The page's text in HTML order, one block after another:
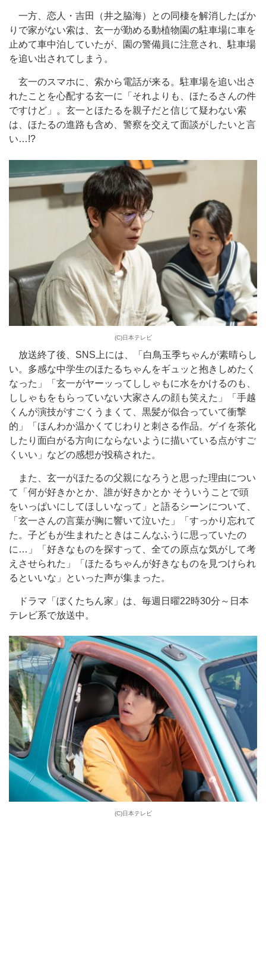
一方、恋人・吉田（井之脇海）との同棲を解消したばか
りで家がない索は、玄一が勤める動植物園の駐車場に車を
止めて車中泊していたが、園の警備員に注意され、駐車場
を追い出されてしまう。
玄一のスマホに、索から電話が来る。駐車場を追い出さ
れたことを心配する玄一に「それよりも、ほたるさんの件
ですけど」。玄一とほたるを親子だと信じて疑わない索
は、ほたるの進路も含め、警察を交えて面談がしたいと言
い…!?
(C)日本テレビ
放送終了後、SNS上には、「白鳥玉季ちゃんが素晴らし
い。多感な中学生のほたるちゃんをギュッと抱きしめたく
なった」「玄一がヤーッってししゃもに水をかけるのも、
ししゃもをもらっていない大家さんの顔も笑えた」「手越
くんが演技がすごくうまくて、黒髪が似合っていて衝撃
的」「ほんわか温かくてじわりと刺さる作品。ゲイを茶化
したり面白がる方向にならないように描いている点がすご
くいい」などの感想が投稿された。
また、玄一がほたるの父親になろうと思った理由につい
て「何が好きかとか、誰が好きかとか そういうことで頭
をいっぱいにしてほしいなって」と語るシーンについて、
「玄一さんの言葉が胸に響いて泣いた」「すっかり忘れて
た。子どもが生まれたときはこんなふうに思っていたの
に…」「好きなものを探すって、全ての原点な気がして考
えさせられた」「ほたるちゃんが好きなものを見つけられ
るといいな」といった声が集まった。
ドラマ「ぼくたちん家」は、毎週日曜22時30分～日本
テレビ系で放送中。
(C)日本テレビ